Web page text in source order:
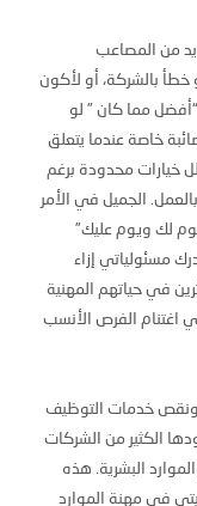
من المصاعب
خطأ بالشركة، أو لأكون
“أفضل مما كان ” لو
خاصة عندما يتعلق
خيارات محدودة برغم
الجميل في الأمر
لك ويوم عليك”
مسئولياتي إزاء
في حياتهم المهنية
اغتنام الفرص الأنسب
خدمات التوظيف
الكثير من الشركات
البشرية. هذه
في مهنة الموارد